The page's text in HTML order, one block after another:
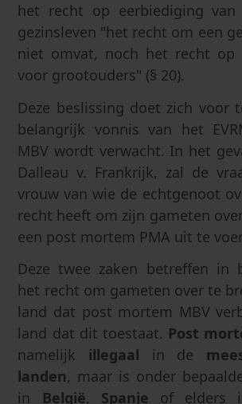
het recht op eerbiediging
gezinsleven "het recht om een
niet omvat, noch het recht op
voor grootouders" (§ 20).
Deze beslissing doet zich voor
belangrijk vonnis van het
MBV wordt verwacht. In het
Dalleau v. Frankrijk, zal de
vrouw van wie de echtgenoot
recht heeft om zijn gameten
een post mortem PMA uit te
Deze twee zaken betreffen in
het recht om gameten over te
land dat post mortem MBV
land dat dit toestaat. Post
namelijk illegaal in de
landen, maar is onder
in
België, Spanje of elders